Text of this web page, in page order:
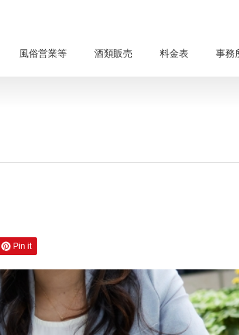
風俗営業等 酒類販売 料金表 事務
Pin it